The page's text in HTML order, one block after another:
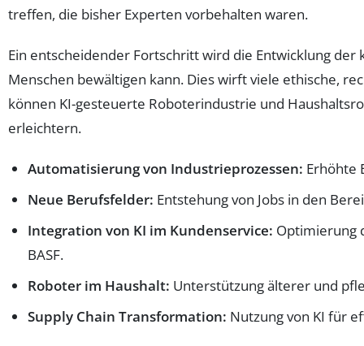
treffen, die bisher Experten vorbehalten waren.
Ein entscheidender Fortschritt wird die Entwicklung
Menschen bewältigen kann. Dies wirft viele ethische,
können KI-gesteuerte Roboterindustrie und
erleichtern.
Automatisierung von Industrieprozessen: Erhöhte
Neue Berufsfelder: Entstehung von Jobs in den
Integration von KI im Kundenservice: Optimierung
BASF.
Roboter im Haushalt: Unterstützung älterer und
Supply Chain Transformation: Nutzung von KI für